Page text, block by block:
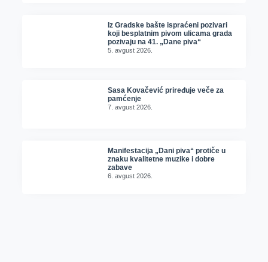
Iz Gradske bašte ispraćeni pozivari
koji besplatnim pivom ulicama grada
pozivaju na 41. „Dane piva“
5. avgust 2026.
Sasa Kovačević priređuje veče za
pamćenje
7. avgust 2026.
Manifestacija „Dani piva“ protiče u
znaku kvalitetne muzike i dobre
zabave
6. avgust 2026.